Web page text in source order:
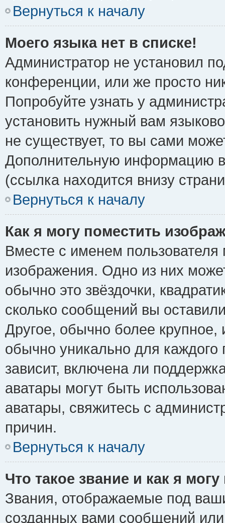
Вернуться к началу
Моего языка нет в списке!
Администратор не установил
конференции, или же просто
Попробуйте узнать у
установить нужный вам
не существует, то вы сами
Дополнительную информацию
(ссылка находится внизу
Вернуться к началу
Как я могу поместить
Вместе с именем пользователя
изображения. Одно из них
обычно это звёздочки,
сколько сообщений вы
Другое, обычно более крупное,
обычно уникально для каждого
зависит, включена ли
аватары могут быть
аватары, свяжитесь с
причин.
Вернуться к началу
Что такое звание и как я
Звания, отображаемые под
созданных вами сообщений